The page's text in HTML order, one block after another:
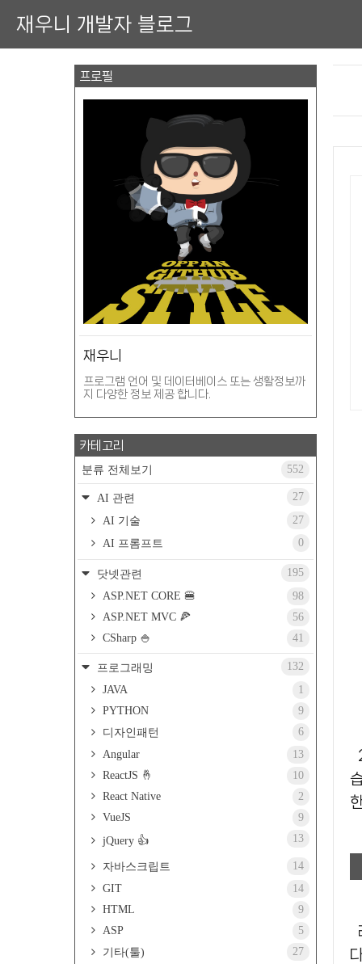
재우니 개발자 블로그
2024년 React가 11주년
라우팅은 항상
프로필
재우니
프로그램 언어 및 데이터베이스 또는 생활정보까
지 다양한 정보 제공 합니다.
카테고리
분류 전체보기 552
AI 관련
27
AI 기술
27
AI 프롬프트
0
닷넷관련
195
ASP.NET CORE 🍔
98
ASP.NET MVC 🍕
56
CSharp 🍚
41
프로그래밍
132
JAVA
1
PYTHON
9
디자인패턴
6
Angular
13
ReactJS 🤞
10
React Native
2
VueJS
9
jQuery 👍
13
자바스크립트
14
GIT
14
HTML
9
ASP
5
기타(툴)
27